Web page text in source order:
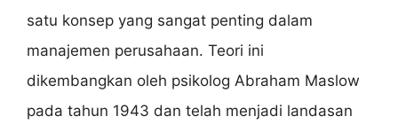
satu konsep yang sangat penting dalam
manajemen perusahaan. Teori ini
dikembangkan oleh psikolog Abraham Maslow
pada tahun 1943 dan telah menjadi landasan